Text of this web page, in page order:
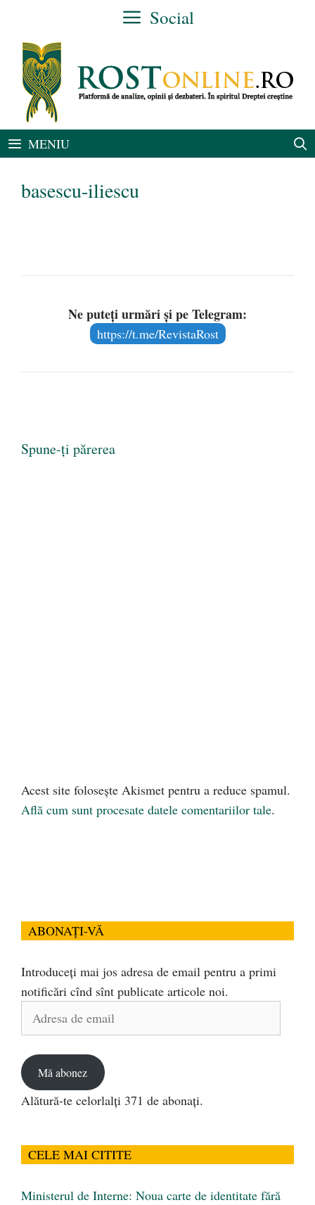
conținut
Social
MENIU
basescu-iliescu
Ne puteți urmări și pe Telegram:
https://t.me/RevistaRost
Spune-ți părerea
Acest site folosește Akismet pentru a reduce spamul.
Află cum sunt procesate datele comentariilor tale.
ABONAȚI-VĂ
Introduceți mai jos adresa de email pentru a primi
notificări cînd sînt publicate articole noi.
Adresa
Mă abonez
Alătură-te celorlalți 371 de abonați.
CELE MAI CITITE
Ministerul de Interne: Noua carte de identitate fără